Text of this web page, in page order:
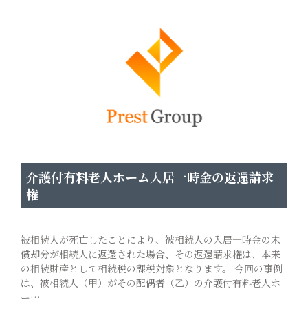
介護付有料老人ホーム入居一時金の返還請求
権
被相続人が死亡したことにより、被相続人の入居一時金の未
償却分が相続人に返還された場合、その返還請求権は、本来
の相続財産として相続税の課税対象となります。 今回の事例
は、被相続人（甲）がその配偶者（乙）の介護付有料老人ホ
ー…